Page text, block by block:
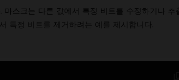
스크는 다른 값에서 특정 비트를 수정하거나 추
특정 비트를 제거하려는 예를 제시합니다.